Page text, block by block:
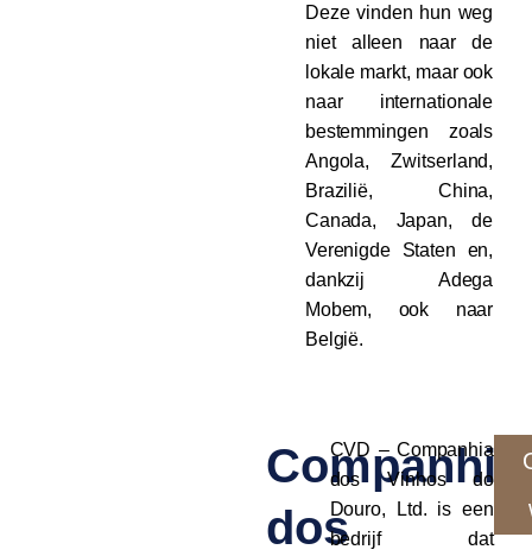
Deze vinden hun weg
niet alleen naar de
lokale markt, maar ook
naar internationale
bestemmingen zoals
Angola, Zwitserland,
Brazilië, China,
Canada, Japan, de
Verenigde Staten en,
dankzij Adega
Mobem, ook naar
België.
Companhia
dos
CVD – Companhia
dos Vinhos do
Douro, Ltd. is een
bedrijf dat